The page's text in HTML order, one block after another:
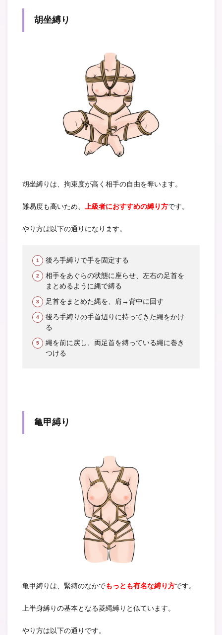
胡坐縛り
胡坐縛りは、拘束度が高く相手の自由を奪います。
難易度も高いため、 上級者におすすめの縛り方です。
やり方は以下の通りになります。
後ろ手縛りで手を固定する
相手をあぐらの状態に座らせ、左右の足首を
まとめるように縄で縛る
足首をまとめた縄を、肩→背中に回す
後ろ手縛りの手首辺りに持ってきた縄をかけ
る
縄を前に戻し、両足首を縛っている縄に巻き
つける
亀甲縛り
亀甲縛りは、緊縛のなかでもっとも有名な縛り方です。
上半身縛りの基本となる菱縄縛りと似ています。
やり方は以下の通りです。